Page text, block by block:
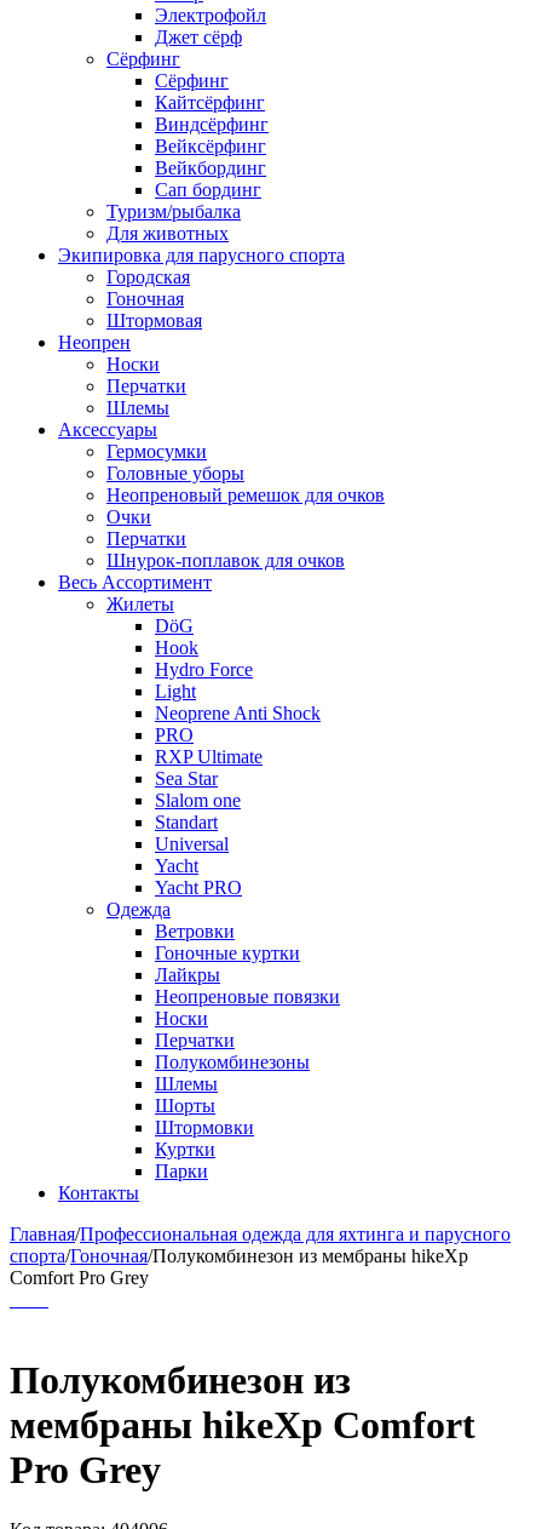
Электрофойл
Джет сёрф
Сёрфинг
Сёрфинг
Кайтсёрфинг
Виндсёрфинг
Вейксёрфинг
Вейкбординг
Сап бординг
Туризм/рыбалка
Для животных
Экипировка для парусного спорта
Городская
Гоночная
Штормовая
Неопрен
Носки
Перчатки
Шлемы
Аксессуары
Гермосумки
Головные уборы
Неопреновый ремешок для очков
Очки
Перчатки
Шнурок-поплавок для очков
Весь Ассортимент
Жилеты
DöG
Hook
Hydro Force
Light
Neoprene Anti Shock
PRO
RXP Ultimate
Sea Star
Slalom one
Standart
Universal
Yacht
Yacht PRO
Одежда
Ветровки
Гоночные куртки
Лайкры
Неопреновые повязки
Носки
Перчатки
Полукомбинезоны
Шлемы
Шорты
Штормовки
Куртки
Парки
Контакты
Главная/Профессиональная одежда для яхтинга и парусного
спорта/Гоночная/Полукомбинезон из мембраны hikeXp
Comfort Pro Grey
Полукомбинезон из
мембраны hikeXp Comfort
Pro Grey